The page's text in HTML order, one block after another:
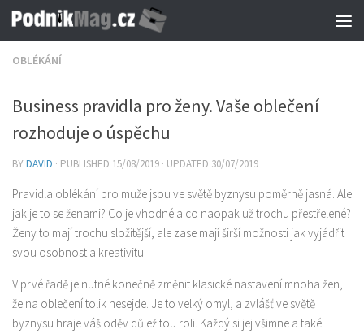
Skip to content
OBLÉKÁNÍ
Business pravidla pro ženy. Vaše oblečení
rozhoduje o úspěchu
BYDAVID · PUBLISHED 15/08/2019 · UPDATED 30/07/2019
Pravidla oblékání pro muže jsou ve světě byznysu poměrně jasná. Ale
jak je to se ženami? Co je vhodné a co naopak už trochu přestřelené?
Ženy to mají trochu složitější, ale zase mají širší možnosti jak vyjádřit
svou osobnost a kreativitu.
V prvé řadě je nutné konečně změnit klasické nastavení mnoha žen,
že na oblečení tolik nesejde. Je to velký omyl, a zvlášť ve světě
byznysu hraje váš oděv důležitou roli. Každý si jej všimne a také